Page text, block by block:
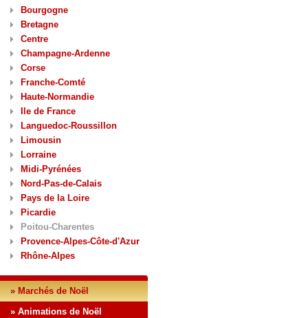
Bourgogne
Bretagne
Centre
Champagne-Ardenne
Corse
Franche-Comté
Haute-Normandie
Ile de France
Languedoc-Roussillon
Limousin
Lorraine
Midi-Pyrénées
Nord-Pas-de-Calais
Pays de la Loire
Picardie
Poitou-Charentes
Provence-Alpes-Côte-d'Azur
Rhône-Alpes
» Marchés de Noël
» Animations de Noël